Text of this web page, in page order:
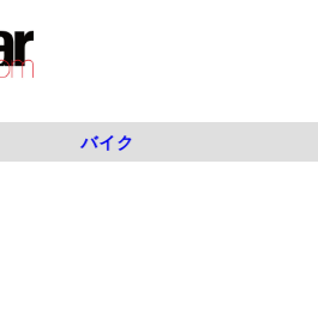
バイク